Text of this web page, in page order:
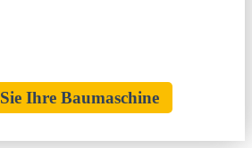
Ihre Baumaschine